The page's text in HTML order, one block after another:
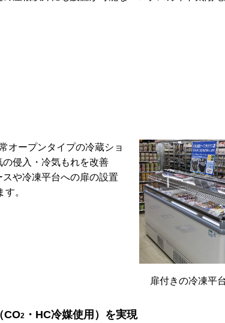
オープンタイプの冷蔵ショ
侵入・冷気もれを改善
や冷凍平台への扉の設置
。
扉付きの冷凍平
CO2 ・HC冷媒使用）を実現